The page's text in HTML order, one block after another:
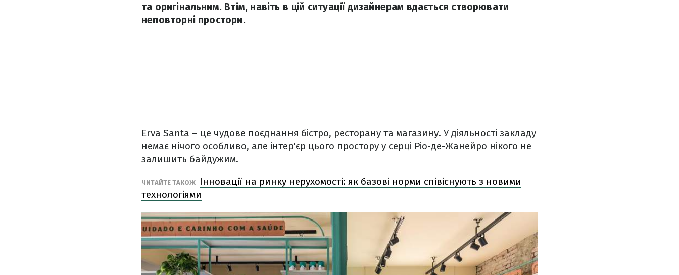
та оригінальним. Втім, навіть в цій ситуації дизайнерам вдається створювати
неповторні простори.
Erva Santa – це чудове поєднання бістро, ресторану та магазину. У діяльності закладу
немає нічого особливо, але інтер'єр цього простору у серці Ріо-де-Жанейро нікого не
залишить байдужим.
ЧИТАЙТЕ ТАКОЖ
Інновації на ринку нерухомості: як базові норми співіснують з новими
технологіями